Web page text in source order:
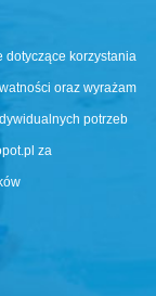
dotyczące korzystania
oraz wyrażam
potrzeb
za